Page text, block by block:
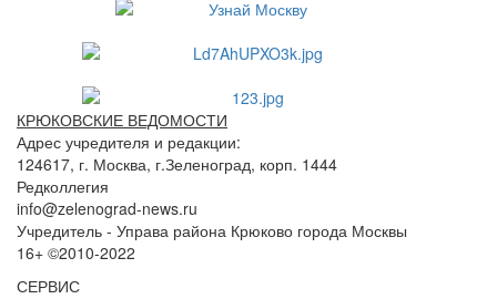
КРЮКОВСКИЕ ВЕДОМОСТИ
Адрес учредителя и редакции:
124617, г. Москва, г.Зеленоград, корп. 1444
Редколлегия
info@zelenograd-news.ru
Учредитель - Управа района Крюково города Москвы
16+ ©2010-2022
СЕРВИС